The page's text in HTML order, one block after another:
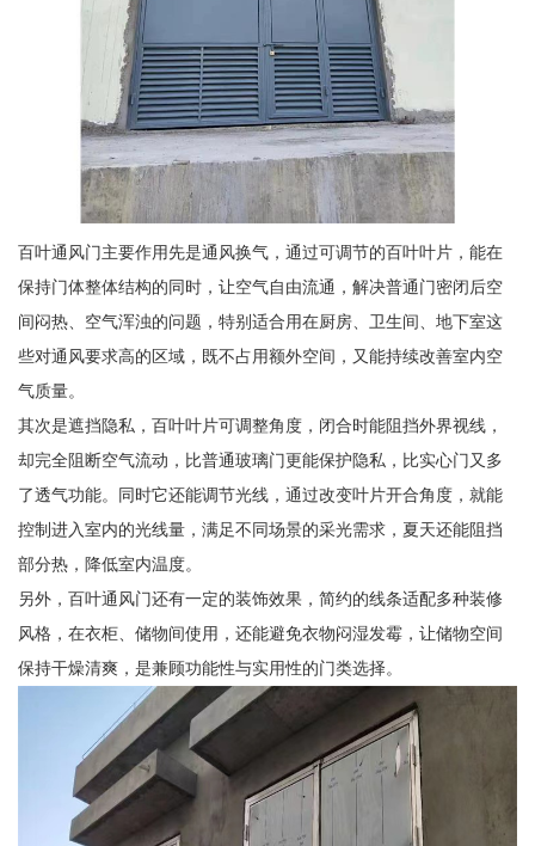
百叶通风门主要作用先是通风换气，通过可调节的百叶叶片，能在
保持门体整体结构的同时，让空气自由流通，解决普通门密闭后空
间闷热、空气浑浊的问题，特别适合用在厨房、卫生间、地下室这
些对通风要求高的区域，既不占用额外空间，又能持续改善室内空
气质量。
其次是遮挡隐私，百叶叶片可调整角度，闭合时能阻挡外界视线，
却完全阻断空气流动，比普通玻璃门更能保护隐私，比实心门又多
了透气功能。同时它还能调节光线，通过改变叶片开合角度，就能
控制进入室内的光线量，满足不同场景的采光需求，夏天还能阻挡
部分热，降低室内温度。
另外，百叶通风门还有一定的装饰效果，简约的线条适配多种装修
风格，在衣柜、储物间使用，还能避免衣物闷湿发霉，让储物空间
保持干燥清爽，是兼顾功能性与实用性的门类选择。